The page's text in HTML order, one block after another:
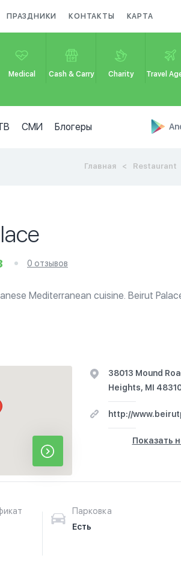
ПРАЗДНИКИ КОНТАКТЫ КАРТА
Medical Cash & Carry Charity Travel
СМИ Блогеры
Главная Restaurant
0 отзывов
Mediterranean cuisine. Beirut
originated as the first Lebanese
38013 Mound
Heights, MI
http://
Показать
Парковка
Есть